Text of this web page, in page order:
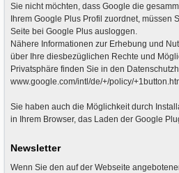
Sie nicht möchten, dass Google die
Ihrem Google Plus Profil zuordnet, müssen
Seite bei Google Plus ausloggen.
Nähere Informationen zur Erhebung und
über Ihre diesbezüglichen Rechte und
Privatsphäre finden Sie in den
www.google.com/intl/de/+/policy/
Sie haben auch die Möglichkeit durch
in Ihrem Browser, das Laden der Google
Newsletter
Wenn Sie den auf der Webseite